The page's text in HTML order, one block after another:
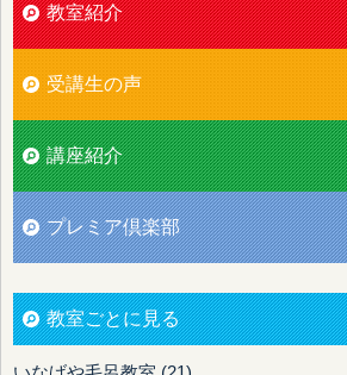
教室紹介
受講生の声
講座紹介
プレミア倶楽部
教室ごとに見る